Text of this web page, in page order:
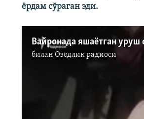
ёрдам сўраган эди.
биланОзодлик радиоси
Айни